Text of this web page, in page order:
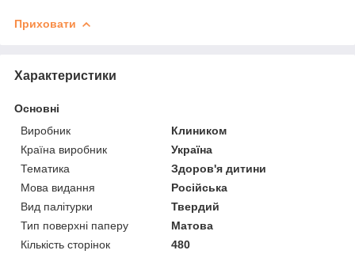
Приховати
Характеристики
Основні
Виробник
Клиником
Країна виробник
Україна
Тематика
Здоров'я дитини
Мова видання
Російська
Вид палітурки
Твердий
Тип поверхні паперу
Матова
Кількість сторінок
480